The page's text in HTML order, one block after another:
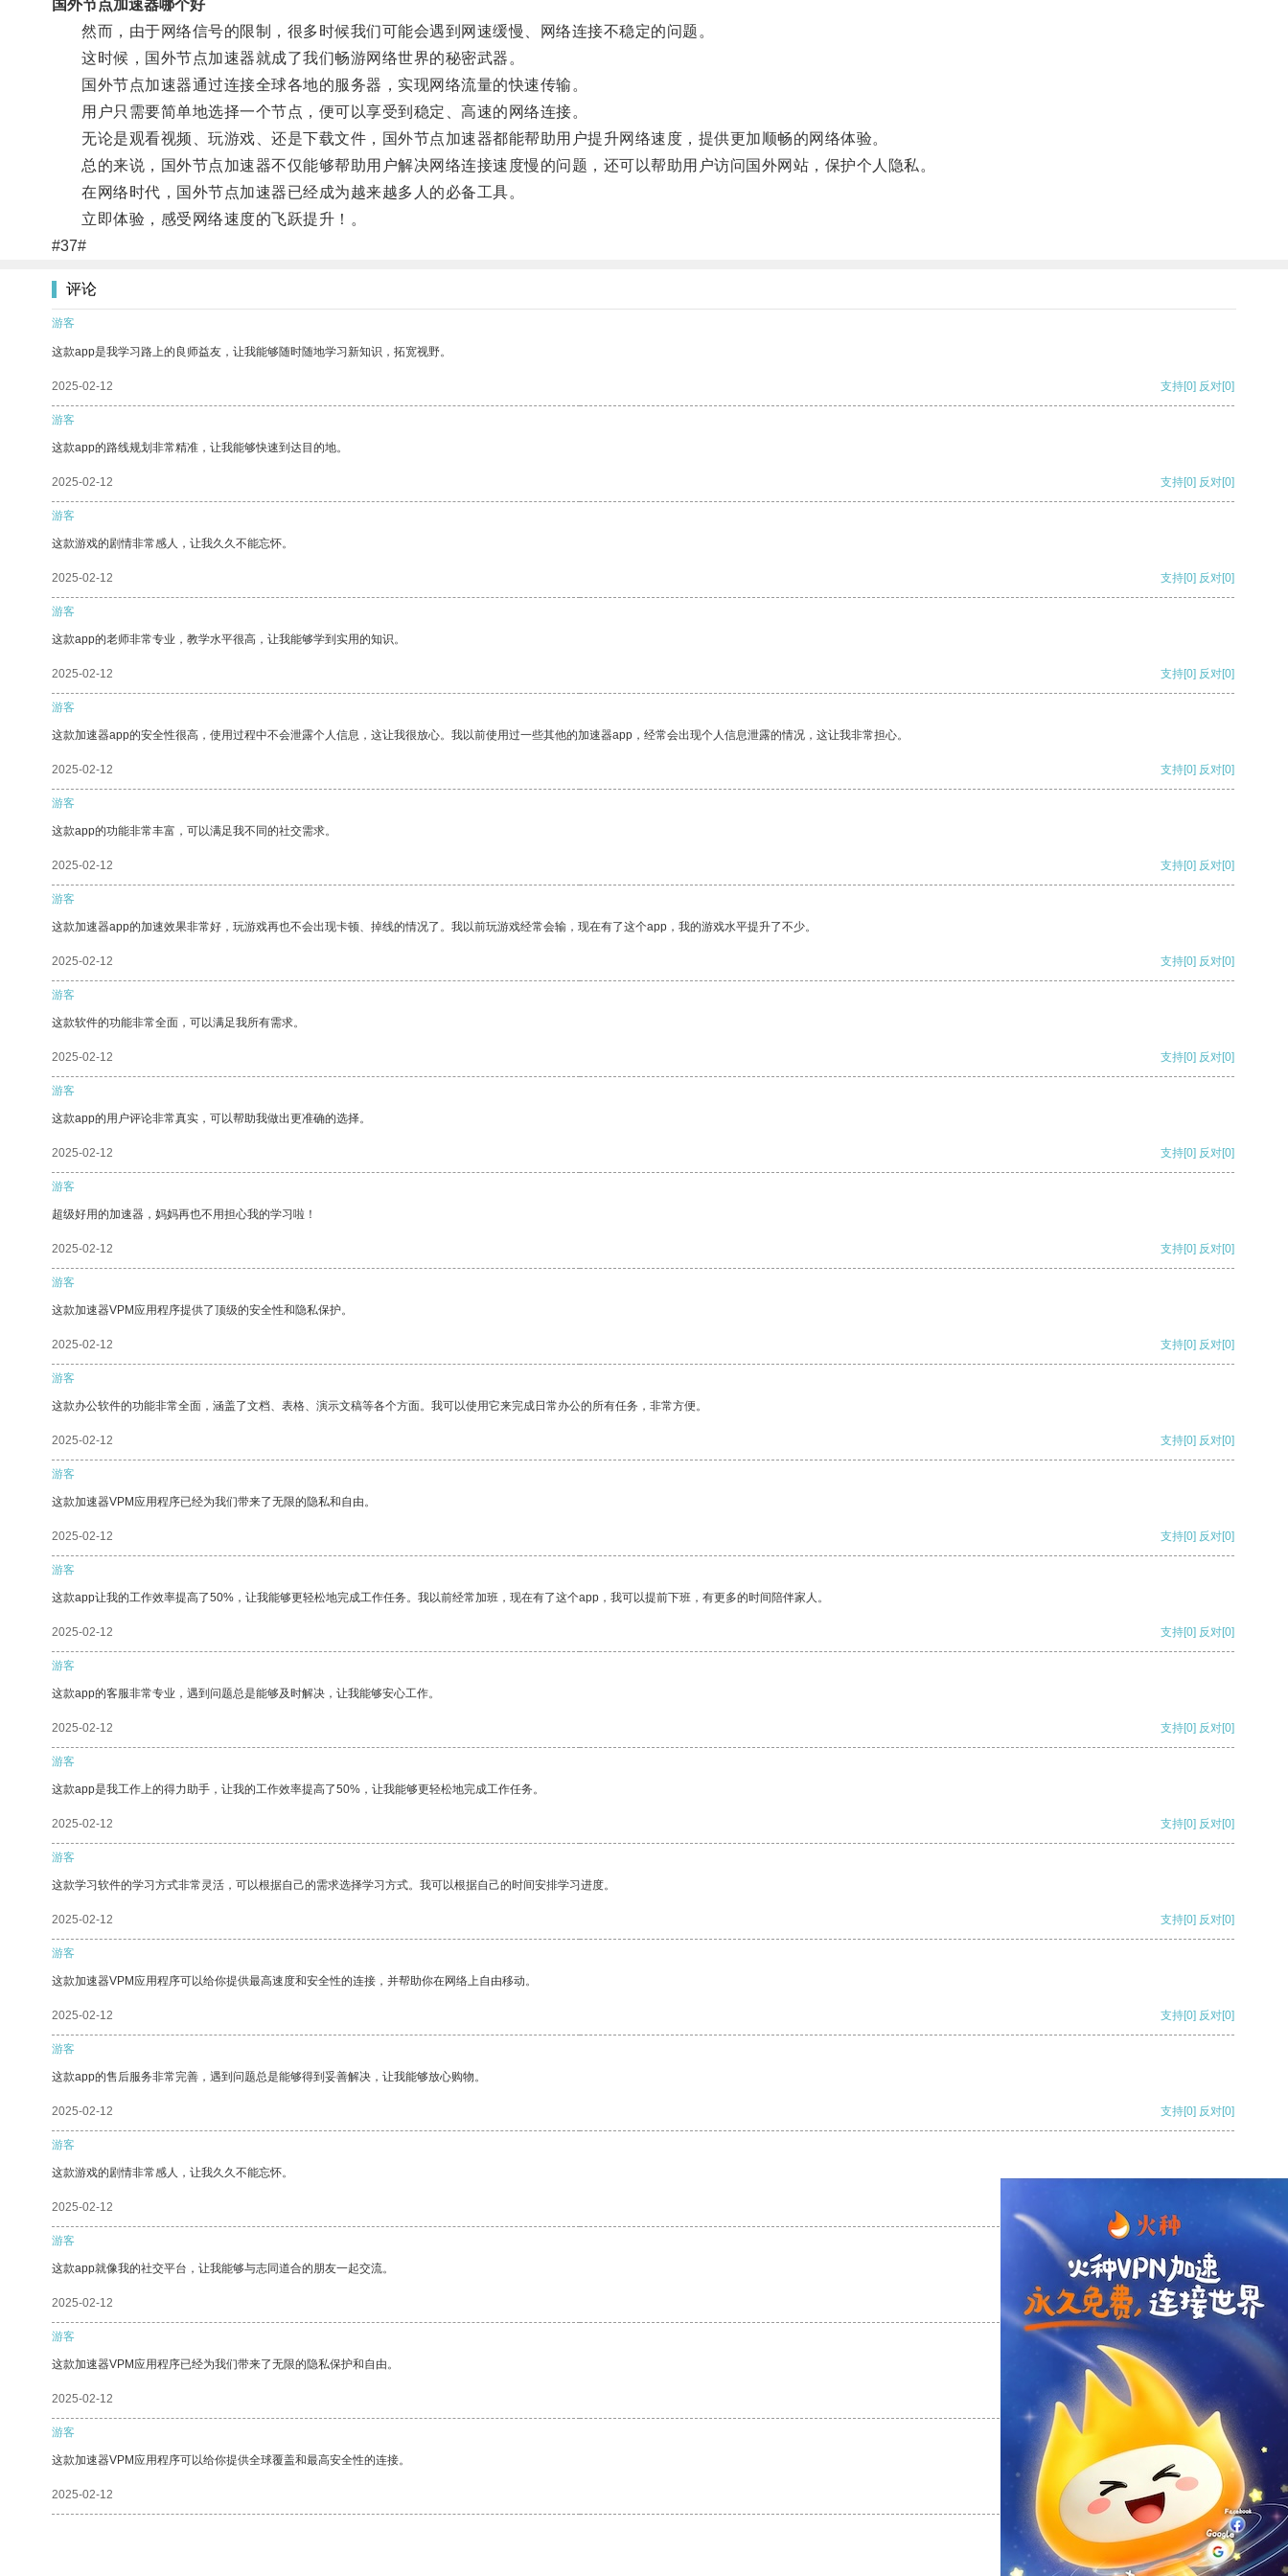
国外节点加速器哪个好
然而，由于网络信号的限制，很多时候我们可能会遇到网速缓慢、网络连接不稳定的问题。
这时候，国外节点加速器就成了我们畅游网络世界的秘密武器。
国外节点加速器通过连接全球各地的服务器，实现网络流量的快速传输。
用户只需要简单地选择一个节点，便可以享受到稳定、高速的网络连接。
无论是观看视频、玩游戏、还是下载文件，国外节点加速器都能帮助用户提升网络速度，提供更加顺畅的网络体验。
总的来说，国外节点加速器不仅能够帮助用户解决网络连接速度慢的问题，还可以帮助用户访问国外网站，保护个人隐私。
在网络时代，国外节点加速器已经成为越来越多人的必备工具。
立即体验，感受网络速度的飞跃提升！。
#37#
评论
游客
这款app是我学习路上的良师益友，让我能够随时随地学习新知识，拓宽视野。
2025-02-12 支持[0] 反对[0]
游客
这款app的路线规划非常精准，让我能够快速到达目的地。
2025-02-12 支持[0] 反对[0]
游客
这款游戏的剧情非常感人，让我久久不能忘怀。
2025-02-12 支持[0] 反对[0]
游客
这款app的老师非常专业，教学水平很高，让我能够学到实用的知识。
2025-02-12 支持[0] 反对[0]
游客
这款加速器app的安全性很高，使用过程中不会泄露个人信息，这让我很放心。我以前使用过一些其他的加速器app，经常会出现个人信息泄露的情况，这让我非常担心。
2025-02-12 支持[0] 反对[0]
游客
这款app的功能非常丰富，可以满足我不同的社交需求。
2025-02-12 支持[0] 反对[0]
游客
这款加速器app的加速效果非常好，玩游戏再也不会出现卡顿、掉线的情况了。我以前玩游戏经常会输，现在有了这个app，我的游戏水平提升了不少。
2025-02-12 支持[0] 反对[0]
游客
这款软件的功能非常全面，可以满足我所有需求。
2025-02-12 支持[0] 反对[0]
游客
这款app的用户评论非常真实，可以帮助我做出更准确的选择。
2025-02-12 支持[0] 反对[0]
游客
超级好用的加速器，妈妈再也不用担心我的学习啦！
2025-02-12 支持[0] 反对[0]
游客
这款加速器VPM应用程序提供了顶级的安全性和隐私保护。
2025-02-12 支持[0] 反对[0]
游客
这款办公软件的功能非常全面，涵盖了文档、表格、演示文稿等各个方面。我可以使用它来完成日常办公的所有任务，非常方便。
2025-02-12 支持[0] 反对[0]
游客
这款加速器VPM应用程序已经为我们带来了无限的隐私和自由。
2025-02-12 支持[0] 反对[0]
游客
这款app让我的工作效率提高了50%，让我能够更轻松地完成工作任务。我以前经常加班，现在有了这个app，我可以提前下班，有更多的时间陪伴家人。
2025-02-12 支持[0] 反对[0]
游客
这款app的客服非常专业，遇到问题总是能够及时解决，让我能够安心工作。
2025-02-12 支持[0] 反对[0]
游客
这款app是我工作上的得力助手，让我的工作效率提高了50%，让我能够更轻松地完成工作任务。
2025-02-12 支持[0] 反对[0]
游客
这款学习软件的学习方式非常灵活，可以根据自己的需求选择学习方式。我可以根据自己的时间安排学习进度。
2025-02-12 支持[0] 反对[0]
游客
这款加速器VPM应用程序可以给你提供最高速度和安全性的连接，并帮助你在网络上自由移动。
2025-02-12 支持[0] 反对[0]
游客
这款app的售后服务非常完善，遇到问题总是能够得到妥善解决，让我能够放心购物。
2025-02-12 支持[0] 反对[0]
游客
这款游戏的剧情非常感人，让我久久不能忘怀。
2025-02-12
游客
这款app就像我的社交平台，让我能够与志同道合的朋友一起交流。
2025-02-12 支持 [0] 反对[0]
游客
这款加速器VPM应用程序已经为我们带来了无限的隐私保护和自由。
2025-02-12 支持[0] 反对
游客
这款加速器VPM应用程序可以给你提供全球覆盖和最高安全性的连接。
2025-02-12 支持[0] 反对[0]